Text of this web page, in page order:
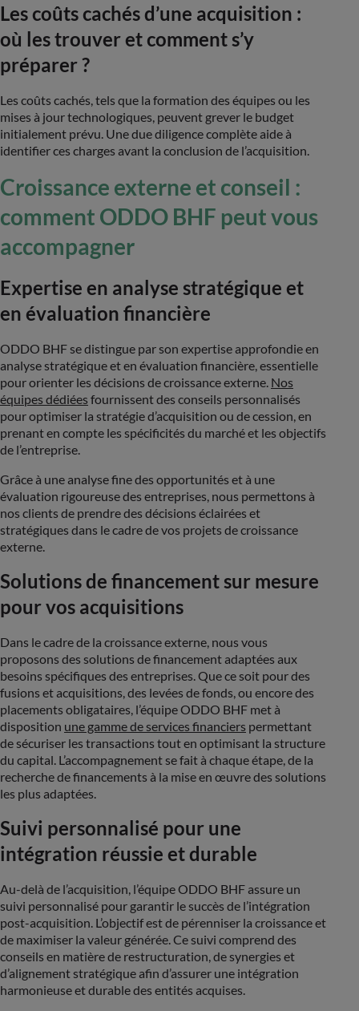
Les coûts cachés d’une acquisition :
où les trouver et comment s’y
préparer ?
Les coûts cachés, tels que la formation des équipes ou les
mises à jour technologiques, peuvent grever le budget
initialement prévu. Une due diligence complète aide à
identifier ces charges avant la conclusion de l’acquisition​.
Croissance externe et conseil :
comment ODDO BHF peut vous
accompagner
Expertise en analyse stratégique et
en évaluation financière
ODDO BHF se distingue par son expertise approfondie en
analyse stratégique et en évaluation financière, essentielle
pour orienter les décisions de croissance externe. Nos
équipes dédiées fournissent des conseils personnalisés
pour optimiser la stratégie d’acquisition ou de cession, en
prenant en compte les spécificités du marché et les objectifs
de l’entreprise.
Grâce à une analyse fine des opportunités et à une
évaluation rigoureuse des entreprises, nous permettons à
nos clients de prendre des décisions éclairées et
stratégiques dans le cadre de vos projets de croissance
externe​.
Solutions de financement sur mesure
pour vos acquisitions
Dans le cadre de la croissance externe, nous vous
proposons des solutions de financement adaptées aux
besoins spécifiques des entreprises. Que ce soit pour des
fusions et acquisitions, des levées de fonds, ou encore des
placements obligataires, l’équipe ODDO BHF met à
disposition une gamme de services financiers permettant
de sécuriser les transactions tout en optimisant la structure
du capital. L’accompagnement se fait à chaque étape, de la
recherche de financements à la mise en œuvre des solutions
les plus adaptées​.
Suivi personnalisé pour une
intégration réussie et durable
Au-delà de l’acquisition, l’équipe ODDO BHF assure un
suivi personnalisé pour garantir le succès de l’intégration
post-acquisition. L’objectif est de pérenniser la croissance et
de maximiser la valeur générée. Ce suivi comprend des
conseils en matière de restructuration, de synergies et
d’alignement stratégique afin d’assurer une intégration
harmonieuse et durable des entités acquises​.